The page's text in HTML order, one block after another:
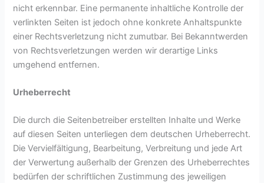
nicht erkennbar. Eine permanente inhaltliche Kontrolle der
verlinkten Seiten ist jedoch ohne konkrete Anhaltspunkte
einer Rechtsverletzung nicht zumutbar. Bei Bekanntwerden
von Rechtsverletzungen werden wir derartige Links
umgehend entfernen.
Urheberrecht
Die durch die Seitenbetreiber erstellten Inhalte und Werke
auf diesen Seiten unterliegen dem deutschen Urheberrecht.
Die Vervielfältigung, Bearbeitung, Verbreitung und jede Art
der Verwertung außerhalb der Grenzen des Urheberrechtes
bedürfen der schriftlichen Zustimmung des jeweiligen